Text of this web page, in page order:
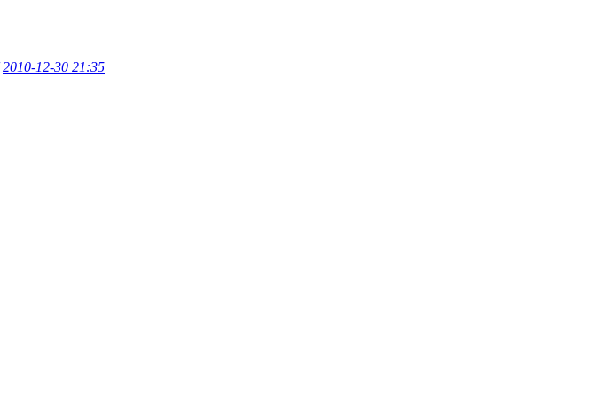
2010-12-30 21:35